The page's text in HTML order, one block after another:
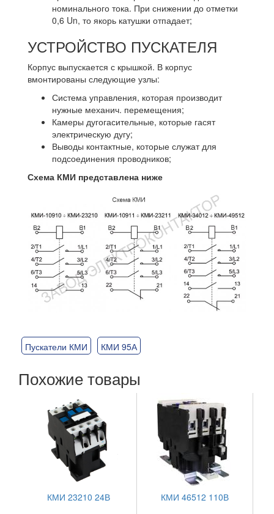
номинального тока. При снижении до отметки
0,6 Un, то якорь катушки отпадает;
УСТРОЙСТВО ПУСКАТЕЛЯ
Корпус выпускается с крышкой. В корпус
вмонтированы следующие узлы:
Система управления, которая производит
нужные механич. перемещения;
Камеры дугогасительные, которые гасят
электрическую дугу;
Выводы контактные, которые служат для
подсоединения проводников;
Схема КМИ представлена ниже
Пускатели КМИ КМИ 95А
Похожие товары
КМИ 23210 24В КМИ 46512 110В